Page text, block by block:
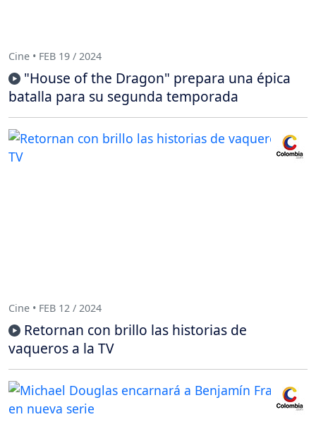
Cine • FEB 19 / 2024
"House of the Dragon" prepara una épica
batalla para su segunda temporada
Cine • FEB 12 / 2024
Retornan con brillo las historias de
vaqueros a la TV